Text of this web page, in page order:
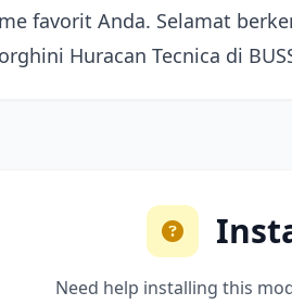
favorit Anda. Selamat
Huracan Tecnica di
Need help installing this